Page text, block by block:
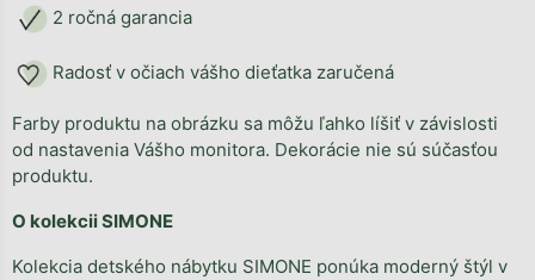
2 ročná garancia
Radosť v očiach vášho dieťatka zaručená
Farby produktu na obrázku sa môžu ľahko líšiť v závislosti
od nastavenia Vášho monitora. Dekorácie nie sú súčasťou
produktu.
O kolekcii SIMONE
Kolekcia detského nábytku SIMONE ponúka moderný štýl v